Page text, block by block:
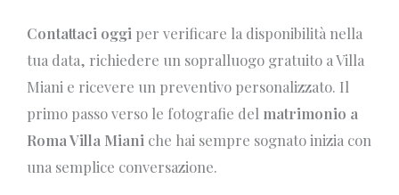
Contattaci oggi per verificare la disponibilità nella
tua data, richiedere un sopralluogo gratuito a Villa
Miani e ricevere un preventivo personalizzato. Il
primo passo verso le fotografie del matrimonio a
Roma Villa Miani che hai sempre sognato inizia con
una semplice conversazione.